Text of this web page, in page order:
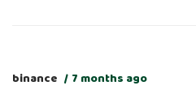
binance 7 months ago